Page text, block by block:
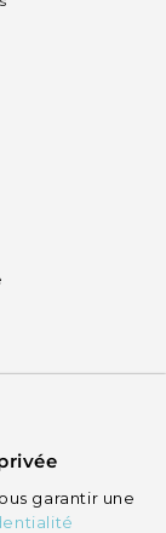
garantir une